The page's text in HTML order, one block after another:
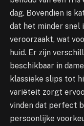
dag. Bovendien is
dat het minder
veroorzaakt, wat
huid. Er zijn
beschikbaar in
klassieke slips tot
variëteit zorgt
vinden dat perfect
persoonlijke